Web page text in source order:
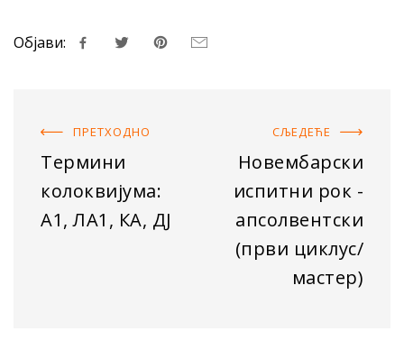
Објави:
ПРЕТХОДНO
Термини
колоквијума:
А1, ЛА1, КА, ДЈ
СЉЕДЕЋE
Новембарски
испитни рок -
апсолвентски
(први циклус/
мастер)